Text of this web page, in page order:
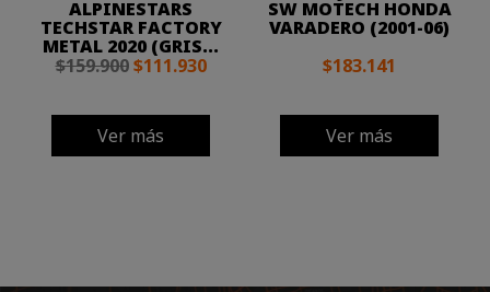
ALPINESTARS
TECHSTAR FACTORY
METAL 2020 (GRIS...
$159.900 $111.930
Ver más
SW MOTECH HONDA
VARADERO (2001-06)
$183.141
Ver más